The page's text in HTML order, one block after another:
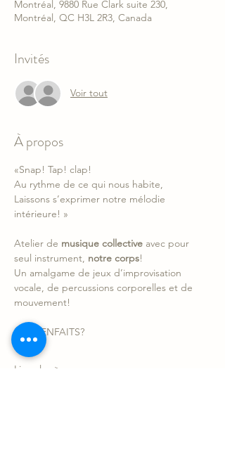
Montréal, 9880 Rue Clark suite 230,
Montréal, QC H3L 2R3, Canada
Invités
Voir tout
À propos
«Snap! Tap! clap!
Au rythme de ce qui nous habite,
Laissons s’exprimer notre mélodie
intérieure! »
Atelier de musique collective avec pour
seul instrument, notre corps!
Un amalgame de jeux d’improvisation
vocale, de percussions corporelles et de
mouvement!
Les BIENFAITS?
Lire plus >